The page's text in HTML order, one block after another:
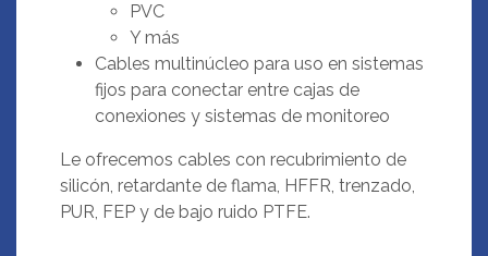
PVC
Y más
Cables multinúcleo para uso en sistemas
fijos para conectar entre cajas de
conexiones y sistemas de monitoreo
Le ofrecemos cables con recubrimiento de
silicón, retardante de flama, HFFR, trenzado,
PUR, FEP y de bajo ruido PTFE.